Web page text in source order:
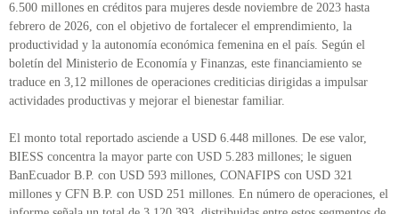
6.500 millones en créditos para mujeres desde noviembre de 2023 hasta
febrero de 2026, con el objetivo de fortalecer el emprendimiento, la
productividad y la autonomía económica femenina en el país. Según el
boletín del Ministerio de Economía y Finanzas, este financiamiento se
traduce en 3,12 millones de operaciones crediticias dirigidas a impulsar
actividades productivas y mejorar el bienestar familiar.
El monto total reportado asciende a USD 6.448 millones. De ese valor,
BIESS concentra la mayor parte con USD 5.283 millones; le siguen
BanEcuador B.P. con USD 593 millones, CONAFIPS con USD 321
millones y CFN B.P. con USD 251 millones. En número de operaciones, el